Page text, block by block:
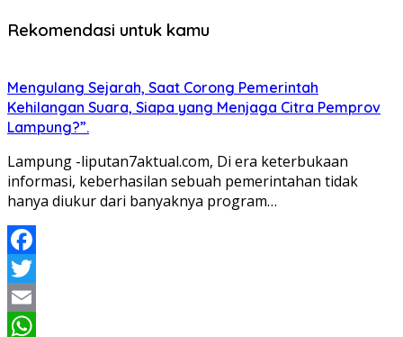
Rekomendasi untuk kamu
Mengulang Sejarah, Saat Corong Pemerintah
Kehilangan Suara, Siapa yang Menjaga Citra Pemprov
Lampung?”.
Lampung -liputan7aktual.com, Di era keterbukaan
informasi, keberhasilan sebuah pemerintahan tidak
hanya diukur dari banyaknya program…
Facebook
Twitter
Email